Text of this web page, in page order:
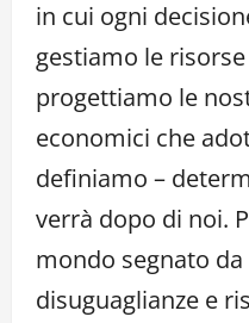
in cui ogni
gestiamo le
progettiamo le
economici che
definiamo –
verrà dopo di noi.
mondo segnato
disuguaglianze e